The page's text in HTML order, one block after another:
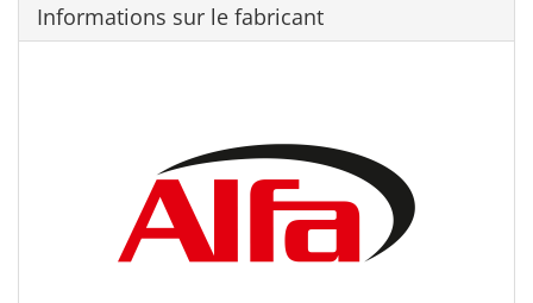
Informations sur le fabricant